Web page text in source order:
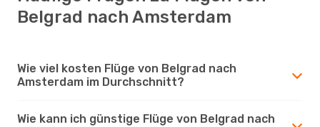
Belgrad nach Amsterdam
Wie viel kosten Flüge von Belgrad nach
Amsterdam im Durchschnitt?
Wie kann ich günstige Flüge von Belgrad nach